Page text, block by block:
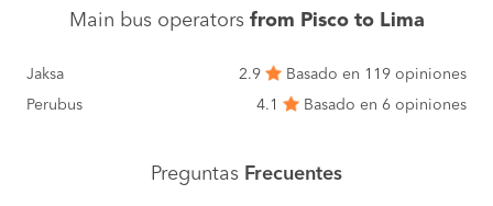
Main bus operators from Pisco to Lima
Jaksa 2.9
Basado en 119 opiniones
Perubus
4.1 Basado en 6 opiniones
Preguntas Frecuentes